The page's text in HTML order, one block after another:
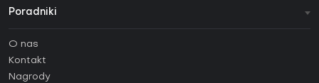
Poradniki
Poradniki
Jak aktywować klucz Steam (CD Key)?
O nas
Kontakt
Nagrody